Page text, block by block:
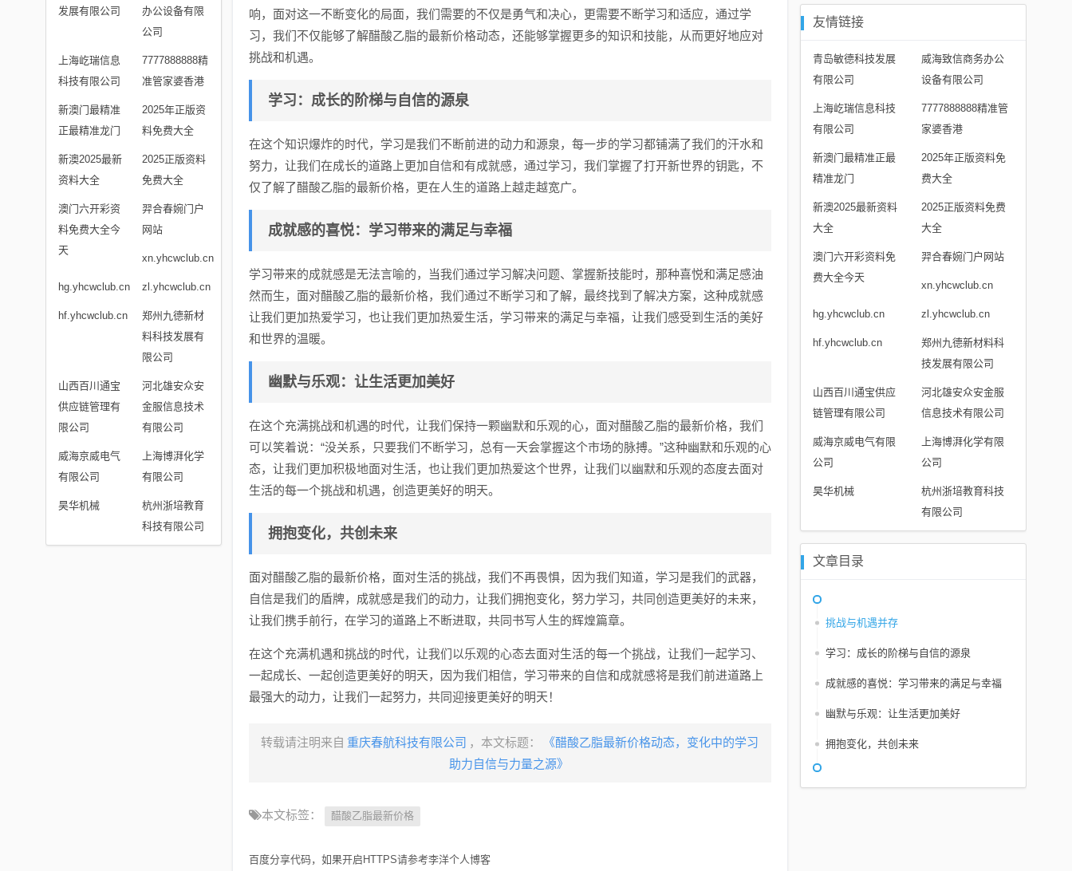
发展有限公司
办公设备有限
公司
上海屹瑞信息
科技有限公司
7777888888精
准管家婆香港
新澳门最精准
正最精准龙门
2025年正版资
料免费大全
新澳2025最新
资料大全
2025正版资料
免费大全
澳门六开彩资
料免费大全今
天
羿合春婉门户
网站
xn.yhcwclub.cn
hg.yhcwclub.cn zl.yhcwclub.cn
hf.yhcwclub.cn
郑州九德新材
料科技发展有
限公司
山西百川通宝
供应链管理有
限公司
河北雄安众安
金服信息技术
有限公司
威海京威电气
有限公司
上海博湃化学
有限公司
昊华机械
杭州浙培教育
科技有限公司
响，面对这一不断变化的局面，我们需要的不仅是勇气和决心，更需要不断学习和适应，通过学
习，我们不仅能够了解醋酸乙脂的最新价格动态，还能够掌握更多的知识和技能，从而更好地应对
挑战和机遇。
学习：成长的阶梯与自信的源泉
在这个知识爆炸的时代，学习是我们不断前进的动力和源泉，每一步的学习都铺满了我们的汗水和
努力，让我们在成长的道路上更加自信和有成就感，通过学习，我们掌握了打开新世界的钥匙，不
仅了解了醋酸乙脂的最新价格，更在人生的道路上越走越宽广。
成就感的喜悦：学习带来的满足与幸福
学习带来的成就感是无法言喻的，当我们通过学习解决问题、掌握新技能时，那种喜悦和满足感油
然而生，面对醋酸乙脂的最新价格，我们通过不断学习和了解，最终找到了解决方案，这种成就感
让我们更加热爱学习，也让我们更加热爱生活，学习带来的满足与幸福，让我们感受到生活的美好
和世界的温暖。
幽默与乐观：让生活更加美好
在这个充满挑战和机遇的时代，让我们保持一颗幽默和乐观的心，面对醋酸乙脂的最新价格，我们
可以笑着说：“没关系，只要我们不断学习，总有一天会掌握这个市场的脉搏。”这种幽默和乐观的心
态，让我们更加积极地面对生活，也让我们更加热爱这个世界，让我们以幽默和乐观的态度去面对
生活的每一个挑战和机遇，创造更美好的明天。
拥抱变化，共创未来
面对醋酸乙脂的最新价格，面对生活的挑战，我们不再畏惧，因为我们知道，学习是我们的武器，
自信是我们的盾牌，成就感是我们的动力，让我们拥抱变化，努力学习，共同创造更美好的未来，
让我们携手前行，在学习的道路上不断进取，共同书写人生的辉煌篇章。
在这个充满机遇和挑战的时代，让我们以乐观的心态去面对生活的每一个挑战，让我们一起学习、
一起成长、一起创造更美好的明天，因为我们相信，学习带来的自信和成就感将是我们前进道路上
最强大的动力，让我们一起努力，共同迎接更美好的明天！
转载请注明来自 重庆春航科技有限公司 ，本文标题：
《醋酸乙脂最新价格动态，变化中的学习
助力自信与力量之源》
本文标签： 醋酸乙脂最新价格
百度分享代码，如果开启HTTPS请参考李洋个人博客
友情链接
青岛敏德科技发展
有限公司
威海致信商务办公
设备有限公司
上海屹瑞信息科技
有限公司
7777888888精准管
家婆香港
新澳门最精准正最
精准龙门
2025年正版资料免
费大全
新澳2025最新资料
大全
2025正版资料免费
大全
澳门六开彩资料免
费大全今天
羿合春婉门户网站
xn.yhcwclub.cn
hg.yhcwclub.cn zl.yhcwclub.cn
hf.yhcwclub.cn
郑州九德新材料科
技发展有限公司
山西百川通宝供应
链管理有限公司
河北雄安众安金服
信息技术有限公司
威海京威电气有限
公司
上海博湃化学有限
公司
昊华机械
杭州浙培教育科技
有限公司
文章目录
挑战与机遇并存
学习：成长的阶梯与自信的源泉
成就感的喜悦：学习带来的满足与幸福
幽默与乐观：让生活更加美好
拥抱变化，共创未来